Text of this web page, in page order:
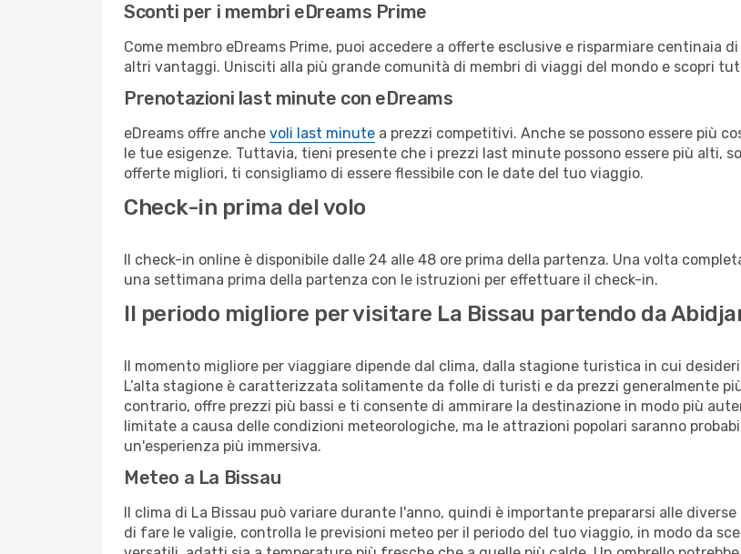
Sconti per i membri eDreams Prime
Come membro eDreams Prime, puoi accedere a offerte esclusive e risparmiare centinaia
altri vantaggi. Unisciti alla più grande comunità di membri di viaggi del mondo e scopri
Prenotazioni last minute con eDreams
eDreams offre anche voli last minute a prezzi competitivi. Anche se possono essere più
le tue esigenze. Tuttavia, tieni presente che i prezzi last minute possono essere più alti,
offerte migliori, ti consigliamo di essere flessibile con le date del tuo viaggio.
Check-in prima del volo
Il check-in online è disponibile dalle 24 alle 48 ore prima della partenza. Una volta
una settimana prima della partenza con le istruzioni per effettuare il check-in.
Il periodo migliore per visitare La Bissau partendo da
Il momento migliore per viaggiare dipende dal clima, dalla stagione turistica in cui
L’alta stagione è caratterizzata solitamente da folle di turisti e da prezzi generalmente
contrario, offre prezzi più bassi e ti consente di ammirare la destinazione in modo più
limitate a causa delle condizioni meteorologiche, ma le attrazioni popolari saranno
un'esperienza più immersiva.
Meteo a La Bissau
Il clima di La Bissau può variare durante l'anno, quindi è importante prepararsi alle
di fare le valigie, controlla le previsioni meteo per il periodo del tuo viaggio, in modo da